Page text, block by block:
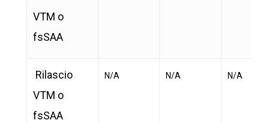
VTM o
fsSAA
Rilascio
VTM o
fsSAA
N/A N/A N/A